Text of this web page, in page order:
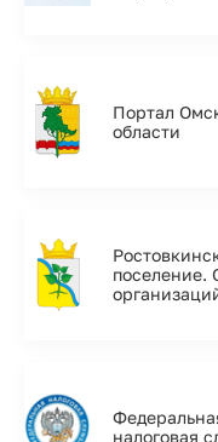
Портал
области
поселение.
налоговая